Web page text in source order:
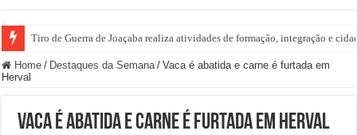
Tiro de Guerra de Joaçaba realiza atividades de formação, integração e
Home / Destaques da Semana / Vaca é abatida e carne é furtada em
Herval
Vaca é abatida e carne é furtada em Herval